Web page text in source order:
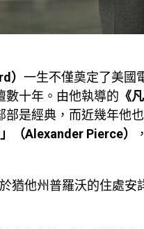
） 一生不僅奠定了美國
數十年。由他執導的 《
部是經典，而近幾年他
（Alexander Pierce）
猶他州普羅沃的住處安